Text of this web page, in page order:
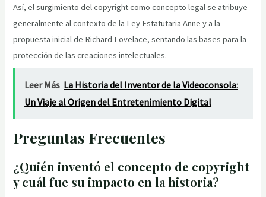
Así, el surgimiento del copyright como concepto legal se atribuye
generalmente al contexto de la Ley Estatutaria Anne y a la
propuesta inicial de Richard Lovelace, sentando las bases para la
protección de las creaciones intelectuales.
Leer Más La Historia del Inventor de la Videoconsola:
Un Viaje al Origen del Entretenimiento Digital
Preguntas Frecuentes
¿Quién inventó el concepto de copyright
y cuál fue su impacto en la historia?